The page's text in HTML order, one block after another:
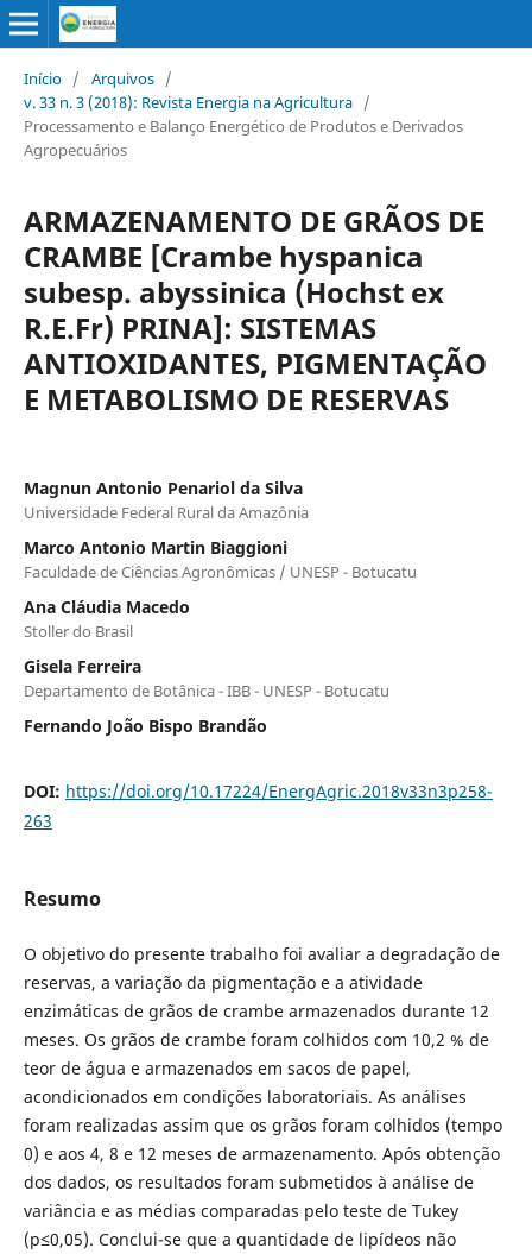
Início / Arquivos /
v. 33 n. 3 (2018): Revista Energia na Agricultura /
Processamento e Balanço Energético de Produtos e Derivados
Agropecuários
ARMAZENAMENTO DE GRÃOS DE
CRAMBE [Crambe hyspanica
subesp. abyssinica (Hochst ex
R.E.Fr) PRINA]: SISTEMAS
ANTIOXIDANTES, PIGMENTAÇÃO
E METABOLISMO DE RESERVAS
Magnun Antonio Penariol da Silva
Universidade Federal Rural da Amazônia
Marco Antonio Martin Biaggioni
Faculdade de Ciências Agronômicas / UNESP - Botucatu
Ana Cláudia Macedo
Stoller do Brasil
Gisela Ferreira
Departamento de Botânica - IBB - UNESP - Botucatu
Fernando João Bispo Brandão
DOI: https://doi.org/10.17224/EnergAgric.2018v33n3p258-
263
Resumo
O objetivo do presente trabalho foi avaliar a degradação de
reservas, a variação da pigmentação e a atividade
enzimáticas de grãos de crambe armazenados durante 12
meses. Os grãos de crambe foram colhidos com 10,2 % de
teor de água e armazenados em sacos de papel,
acondicionados em condições laboratoriais. As análises
foram realizadas assim que os grãos foram colhidos (tempo
0) e aos 4, 8 e 12 meses de armazenamento. Após obtenção
dos dados, os resultados foram submetidos à análise de
variância e as médias comparadas pelo teste de Tukey
(p≤0,05). Conclui-se que a quantidade de lipídeos não